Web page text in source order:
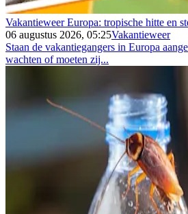
Vakantieweer Europa: tropische hitte en
06 augustus 2026, 05:25Vakantieweer
Staan de vakantiegangers in Europa
wachten of moeten zij...